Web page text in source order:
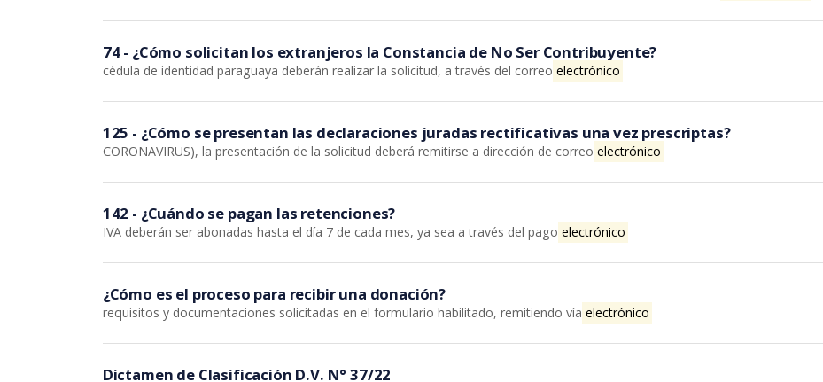
74 - ¿Cómo solicitan los extranjeros la Constancia de No Ser Contribuyente?
cédula de identidad paraguaya deberán realizar la solicitud, a través del correo electrónico
125 - ¿Cómo se presentan las declaraciones juradas rectificativas una vez prescriptas?
CORONAVIRUS), la presentación de la solicitud deberá remitirse a dirección de correo electrónico
142 - ¿Cuándo se pagan las retenciones?
IVA deberán ser abonadas hasta el día 7 de cada mes, ya sea a través del pago electrónico
¿Cómo es el proceso para recibir una donación?
requisitos y documentaciones solicitadas en el formulario habilitado, remitiendo vía electrónico
Dictamen de Clasificación D.V. N° 37/22